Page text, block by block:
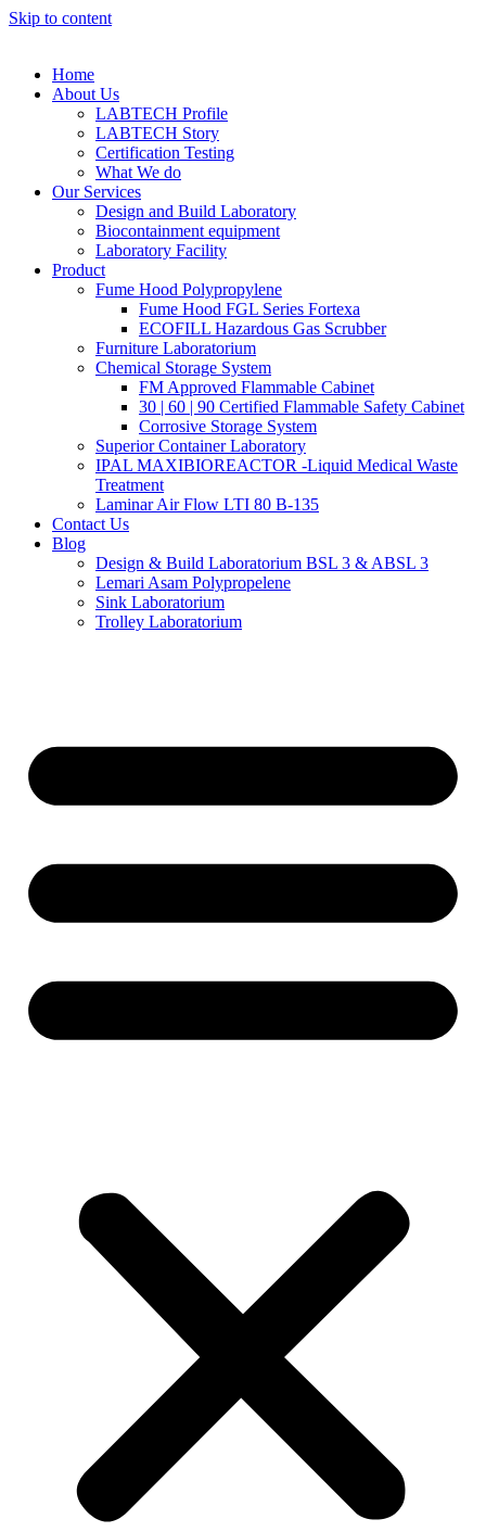
Skip to content
Home
About Us
LABTECH Profile
LABTECH Story
Certification Testing
What We do
Our Services
Design and Build Laboratory
Biocontainment equipment
Laboratory Facility
Product
Fume Hood Polypropylene
Fume Hood FGL Series Fortexa
ECOFILL Hazardous Gas Scrubber
Furniture Laboratorium
Chemical Storage System
FM Approved Flammable Cabinet
30 | 60 | 90 Certified Flammable Safety Cabinet
Corrosive Storage System
Superior Container Laboratory
IPAL MAXIBIOREACTOR -Liquid Medical Waste
Treatment
Laminar Air Flow LTI 80 B-135
Contact Us
Blog
Design & Build Laboratorium BSL 3 & ABSL 3
Lemari Asam Polypropelene
Sink Laboratorium
Trolley Laboratorium